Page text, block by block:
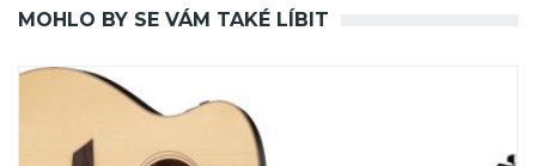
MOHLO BY SE VÁM TAKÉ LÍBIT